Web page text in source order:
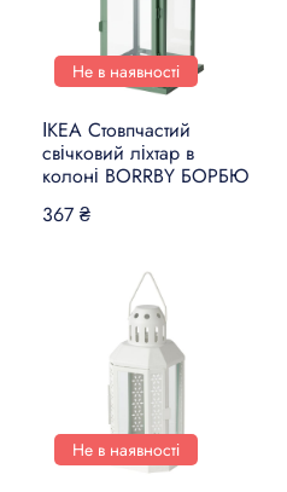
Не в наявності
ІКЕА Стовпчастий
свічковий ліхтар в
колоні BORRBY БОРБЮ
367 ₴
Не в наявності